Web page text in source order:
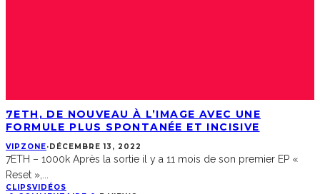
7ETH, DE NOUVEAU À L’IMAGE AVEC UNE
FORMULE PLUS SPONTANÉE ET INCISIVE
VIPZONE· DÉCEMBRE 13, 2022
7ETH – 1000k Après la sortie il y a 11 mois de son premier EP «
Reset »,
CLIPSVIDÉOS